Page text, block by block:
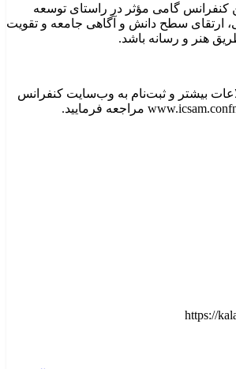
کنفرانس گامی مؤثر در راستای توسعه
ارتقای سطح دانش و آگاهی جامعه و تقویت
هنر و رسانه باشد.
بیشتر و ثبت‌نام به وب‌سایت کنفرانس
https://